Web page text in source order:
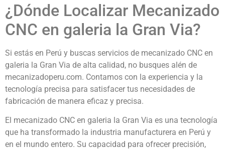
¿Dónde Localizar Mecanizado
CNC en galeria la Gran Via?
Si estás en Perú y buscas servicios de mecanizado CNC en
galeria la Gran Via de alta calidad, no busques alén de
mecanizadoperu.com. Contamos con la experiencia y la
tecnología precisa para satisfacer tus necesidades de
fabricación de manera eficaz y precisa.
El mecanizado CNC en galeria la Gran Via es una tecnología
que ha transformado la industria manufacturera en Perú y
en el mundo entero. Su capacidad para ofrecer precisión,